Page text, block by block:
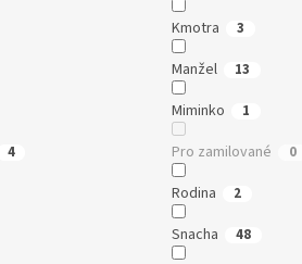
Kmotra 3
Manžel 13
Miminko 1
4 Pro zamilované 0
Rodina 2
Snacha 48